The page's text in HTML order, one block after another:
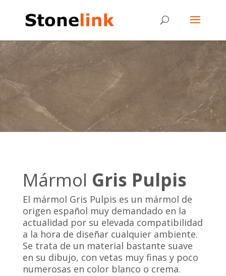
Mármol Gris Pulpis
El mármol Gris Pulpis es un mármol de
origen español muy demandado en la
actualidad por su elevada compatibilidad
a la hora de diseñar cualquier ambiente.
Se trata de un material bastante suave
en su dibujo, con vetas muy finas y poco
numerosas en color blanco o crema.